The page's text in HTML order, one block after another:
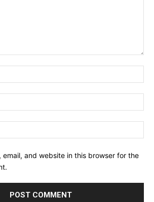
email, and website in this browser for the